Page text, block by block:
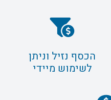
הכסף נזיל וניתן
לשימוש מיידי